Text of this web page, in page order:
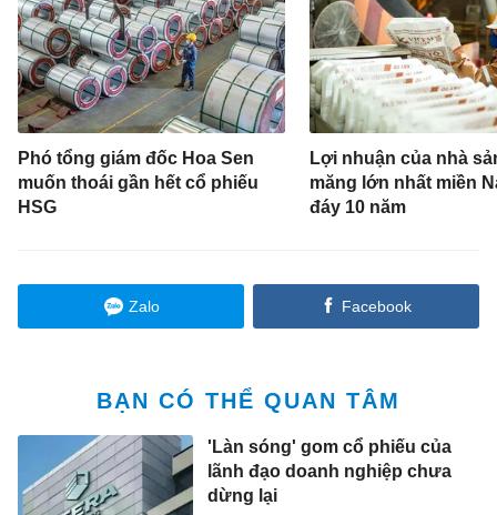
Phó tổng giám đốc Hoa Sen
muốn thoái gần hết cổ phiếu
HSG
Lợi nhuận của nhà
măng lớn nhất miền
đáy 10 năm
Zalo Facebook
BẠN CÓ THỂ QUAN TÂM
'Làn sóng' gom cổ phiếu của
lãnh đạo doanh nghiệp chưa
dừng lại